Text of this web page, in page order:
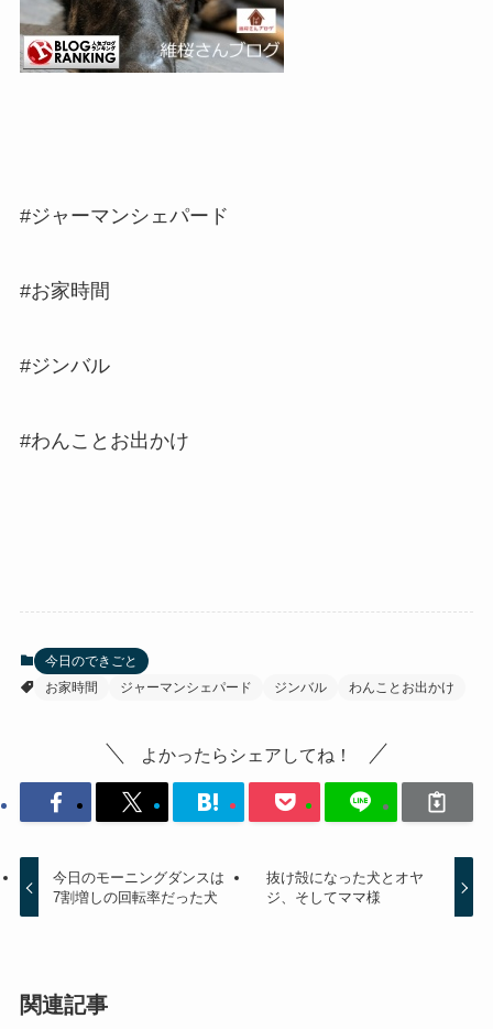
#ジャーマンシェパード
#お家時間
#ジンバル
#わんことお出かけ
今日のできごと
お家時間
ジャーマンシェパード ジンバル わんことお出かけ
よかったらシェアしてね！
今日のモーニングダンスは
7割増しの回転率だった犬
抜け殻になった犬とオヤ
ジ、そしてママ様
関連記事